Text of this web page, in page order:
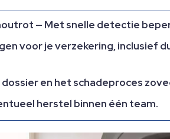
— Met snelle detectie
voor je verzekering, inclusief
en het schadeproces
herstel binnen één team.​